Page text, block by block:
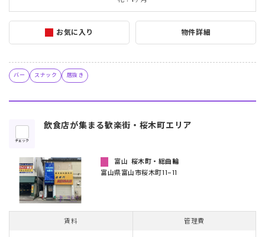
お気に入り 物件詳細
バー スナック 居抜き
チェック
飲食店が集まる歓楽街・桜木町エリア
富山 桜木町・総曲輪
富山県富山市桜木町11-11
賃料 管理費